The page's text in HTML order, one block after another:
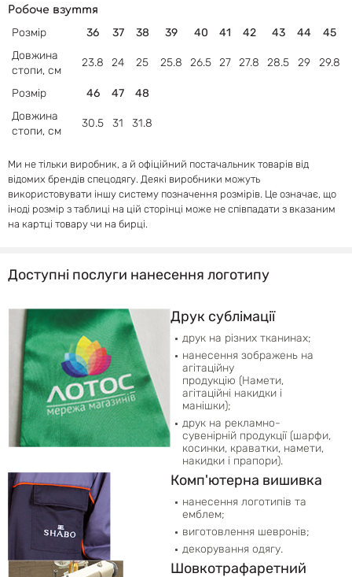
Робоче взуття
Розмір 36 37 38 39 40 41 42 43 44
45
Довжина
стопи, см
23.8 24 25 25.8 26.5 27 27.8 28.5 29 29.8
Розмір 46 47
48
Довжина
стопи, см
30.5 31 31.8
Ми не тільки виробник, а й офіційний постачальник товарів від
відомих брендів спецодягу. Деякі виробники можуть
використовувати іншу систему позначення розмірів. Це означає, що
іноді розмір з таблиці на цій сторінці може не співпадати з вказаним
на картці товару чи на бирці.
Доступні послуги нанесення логотипу
Друк сублімації
друк на різних тканинах;
нанесення зображень на
агітаційну
продукцію (Намети,
агітаційні накидки і
манішки);
друк на рекламно-
сувенірній продукції (шарфи,
косинки, краватки, намети,
накидки і прапори).
Комп'ютерна вишивка
нанесення логотипів та
емблем;
виготовлення шевронів;
декорування одягу.
Шовкотрафаретний